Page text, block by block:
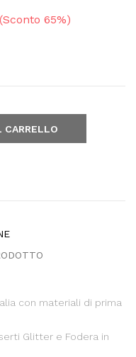
Sconto 65%
CARRELLO
con materiali di prima
Glitter e Fodera in